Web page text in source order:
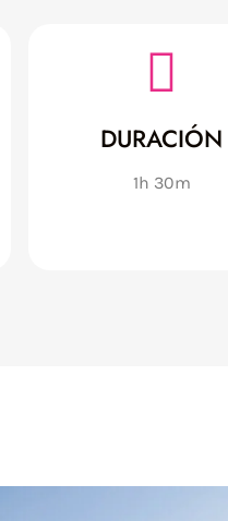
DURACIÓN
1h 30m